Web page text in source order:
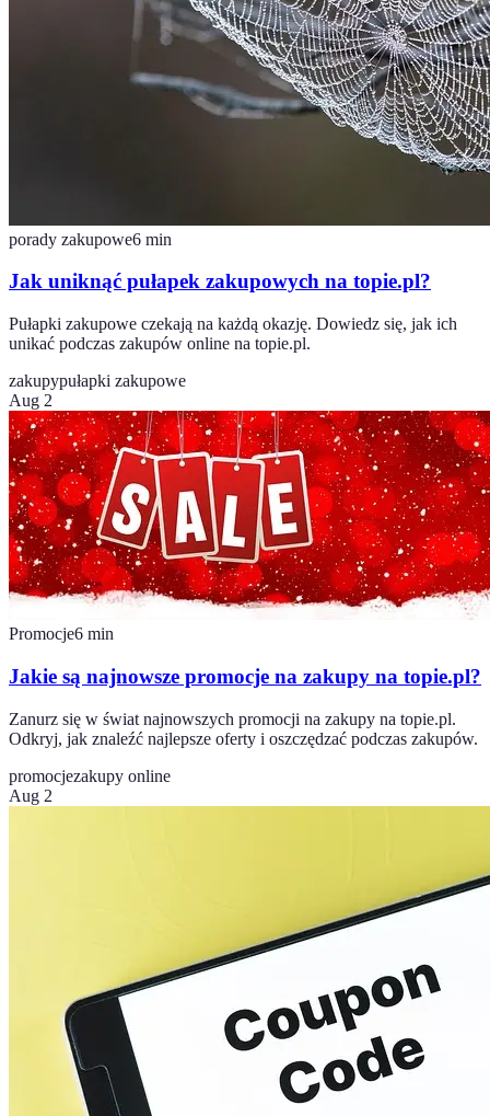
porady zakupowe6 min
Jak uniknąć pułapek zakupowych na topie.pl?
Pułapki zakupowe czekają na każdą okazję. Dowiedz się, jak ich
unikać podczas zakupów online na topie.pl.
zakupypułapki zakupowe
Aug 2
Promocje6 min
Jakie są najnowsze promocje na zakupy na topie.pl?
Zanurz się w świat najnowszych promocji na zakupy na topie.pl.
Odkryj, jak znaleźć najlepsze oferty i oszczędzać podczas zakupów.
promocjezakupy online
Aug 2